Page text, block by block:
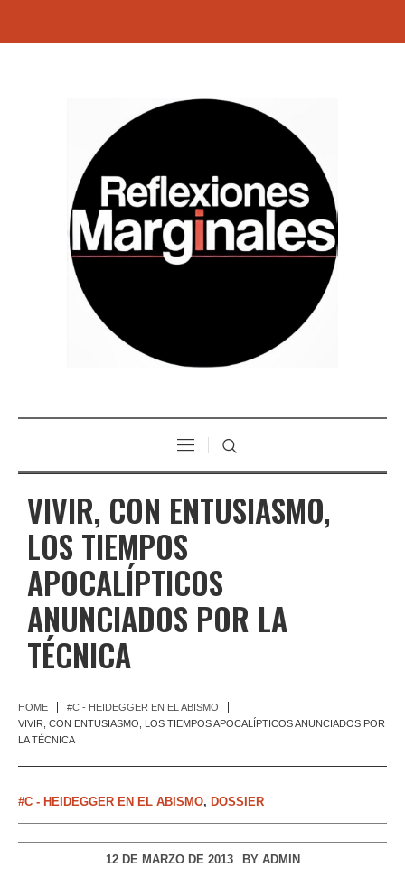
VIVIR, CON ENTUSIASMO,
LOS TIEMPOS
APOCALÍPTICOS
ANUNCIADOS POR LA
TÉCNICA
HOME
#C - HEIDEGGER EN EL ABISMO
VIVIR, CON ENTUSIASMO, LOS TIEMPOS APOCALÍPTICOS ANUNCIADOS POR
LA TÉCNICA
#C - HEIDEGGER EN EL ABISMO, DOSSIER
12 DE MARZO DE 2013 BY ADMIN